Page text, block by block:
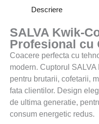
Descriere
SALVA Kwik-
Profesional cu
Coacere perfecta cu
modern. Cuptorul
pentru brutarii, cofetarii,
fata clientilor. Design
de ultima generatie,
consum energetic redus.